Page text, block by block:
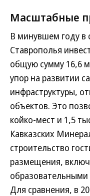
Масштабные
В минувшем году в
Ставрополья
общую сумму 16,6
упор на развитии
инфраструктуры,
объектов. Это
койко-мест и 1,5
Кавказских
строительство
размещения,
Для сравнения, в